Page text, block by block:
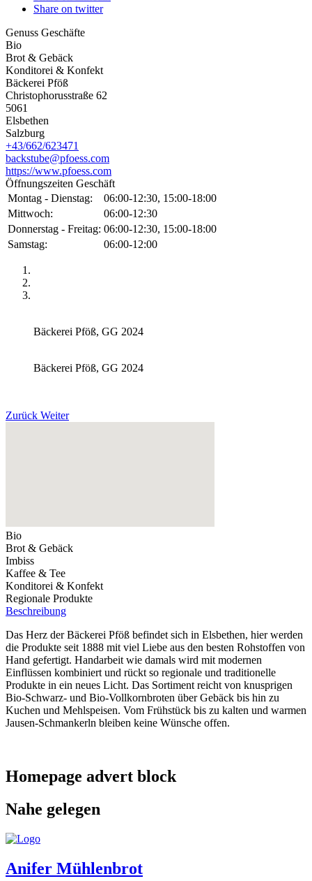
Share on twitter
Genuss Geschäfte
Bio
Brot & Gebäck
Konditorei & Konfekt
Bäckerei Pföß
Christophorusstraße 62
5061
Elsbethen
Salzburg
+43/662/623471
backstube@pfoess.com
https://www.pfoess.com
Öffnungszeiten Geschäft
Montag - Dienstag:
06:00-12:30, 15:00-18:00
Mittwoch:
06:00-12:30
Donnerstag - Freitag: 06:00-12:30, 15:00-18:00
Samstag:
06:00-12:00
Bäckerei Pföß, GG 2024
Bäckerei Pföß, GG 2024
Zurück Weiter
Bio
Brot & Gebäck
Imbiss
Kaffee & Tee
Konditorei & Konfekt
Regionale Produkte
Beschreibung
Das Herz der Bäckerei Pföß befindet sich in Elsbethen, hier werden
die Produkte seit 1888 mit viel Liebe aus den besten Rohstoffen von
Hand gefertigt. Handarbeit wie damals wird mit modernen
Einflüssen kombiniert und rückt so regionale und traditionelle
Produkte in ein neues Licht. Das Sortiment reicht von knusprigen
Bio-Schwarz- und Bio-Vollkornbroten über Gebäck bis hin zu
Kuchen und Mehlspeisen. Vom Frühstück bis zu kalten und warmen
Jausen-Schmankerln bleiben keine Wünsche offen.
Homepage advert block
Nahe gelegen
Anifer Mühlenbrot